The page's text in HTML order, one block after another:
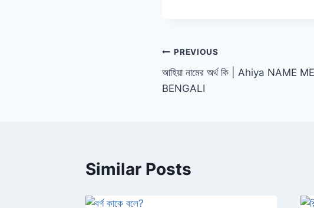
Post
navigation
PREVIOUS
আহিয়া নামের অর্থ কি | Ahiya NAME
BENGALI
Similar Posts